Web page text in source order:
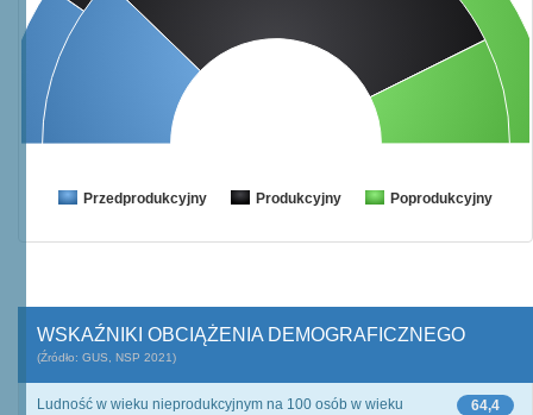
Przedprodukcyjny Produkcyjny Poprodukcyjny
WSKAŹNIKI OBCIĄŻENIA DEMOGRAFICZNEGO
(Źródło: GUS, NSP 2021)
64,4
Ludność w wieku nieprodukcyjnym na 100 osób w wieku